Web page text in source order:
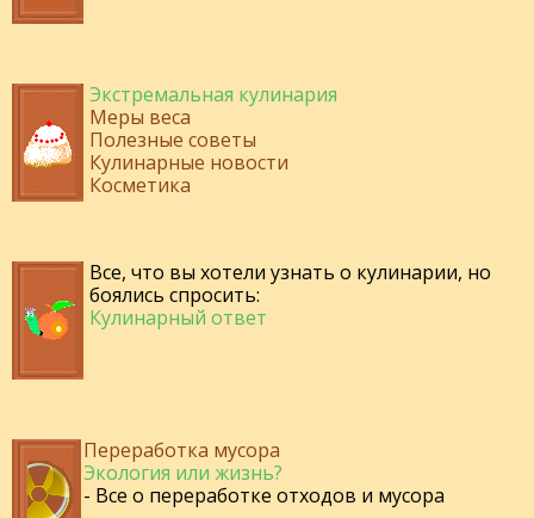
Экстремальная кулинария
Меры веса
Полезные советы
Кулинарные новости
Косметика
Все, что вы хотели узнать о кулинарии, но
боялись спросить:
Кулинарный ответ
Переработка мусора
Экология или жизнь?
- Все о переработке отходов и мусора